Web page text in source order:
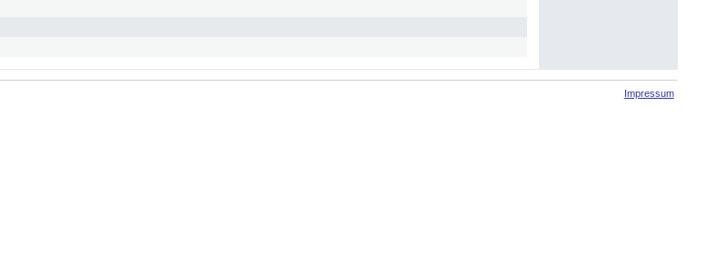
Impressum